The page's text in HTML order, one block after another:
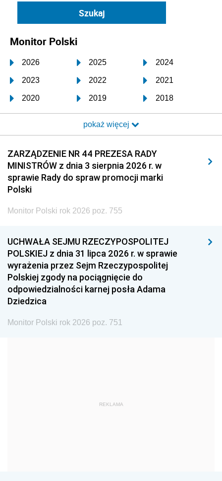
Monitor Polski
2026 2025 2024
2023 2022 2021
2020 2019 2018
2017 2016 2015
2014 2013 2012
2011 2010 2009
2008 2007 2006
2005
1996 1995 1994
1993 1992 1991
1990 1989
1987 1986 1985
1968
pokaż więcej
ZARZĄDZENIE NR 44 PREZESA RADY
MINISTRÓW z dnia 3 sierpnia 2026 r. w
sprawie Rady do spraw promocji marki
Polski
Monitor Polski rok 2026 poz. 755
UCHWAŁA SEJMU RZECZYPOSPOLITEJ
POLSKIEJ z dnia 31 lipca 2026 r. w sprawie
wyrażenia przez Sejm Rzeczypospolitej
Polskiej zgody na pociągnięcie do
odpowiedzialności karnej posła Adama
Dziedzica
Monitor Polski rok 2026 poz. 751
REKLAMA